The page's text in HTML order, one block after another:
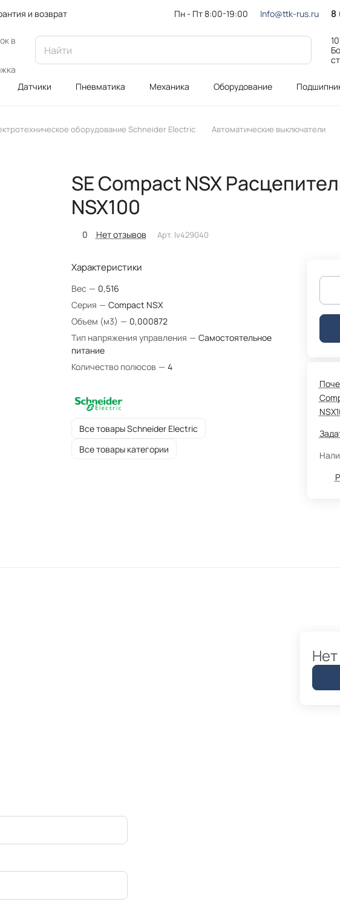
и возврат Пн - Пт 8:00-19:00 Info@ttk-rus.ru 8
в
Датчики Пневматика Механика Оборудование
оборудование Schneider Electric Автоматические выключатели
SE Compact NSX
NSX100
0 Нет отзывов Арт. lv429040
Характеристики
Вес — 0,516
Серия — Compact NSX
Объем (м3) — 0,000872
Тип напряжения управления — Самостоятельное
питание
Количество полюсов — 4
Все товары Schneider Electric
Все товары категории